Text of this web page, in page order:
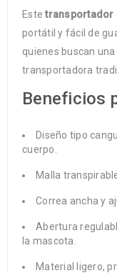
Estetransportador
portátil y fácil de
quienes buscan
transportadora
Beneficios
Diseño tipo
cuerpo.
Malla
Correa ancha y
Abertura
la mascota.
Material ligero,